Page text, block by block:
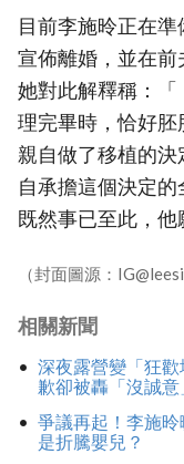
目前李施昤正在
宣佈離婚，並在前
她對此解釋稱：
理完畢時，恰好
親自做了移植的
自承擔這個決定
既然事已至此，他
（封面圖源：
相關新聞
深夜露營變「狂
歉卻被轟「沒誠意
爭議再起！李施
是折騰嬰兒？